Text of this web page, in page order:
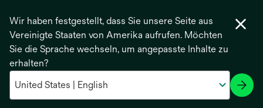
Wir haben festgestellt, dass Sie unsere Seite aus
Vereinigte Staaten von Amerika aufrufen. Möchten
Sie die Sprache wechseln, um angepasste Inhalte zu
erhalten?